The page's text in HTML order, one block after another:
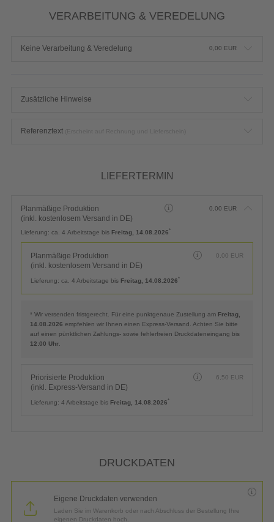
VERARBEITUNG & VEREDELUNG
Keine Verarbeitung & Veredelung 0,00 EUR
Zusätzliche Hinweise
Referenztext
LIEFERTERMIN
Planmäßige Produktion
(inkl. kostenlosem Versand in DE)
0,00 EUR
Lieferung: ca. 4 Arbeitstage bis Freitag, 14.08.2026*
Planmäßige Produktion
(inkl. kostenlosem Versand in DE)
0,00 EUR
Lieferung: ca. 4 Arbeitstage bis Freitag, 14.08.2026*
* Wir versenden fristgerecht. Für eine punktgenaue Zustellung am Freitag,
14.08.2026 empfehlen wir Ihnen einen Express-Versand. Achten Sie bitte
auf einen pünktlichen Zahlungs- sowie fehlerfreien Druckdateneingang bis
12:00 Uhr
Priorisierte Produktion
(inkl. Express-Versand in DE)
6,50 EUR
Lieferung: 4 Arbeitstage bis Freitag, 14.08.2026*
DRUCKDATEN
Eigene Druckdaten verwenden
Laden Sie im Warenkorb oder nach Abschluss der Bestellung Ihre
eigenen Druckdaten hoch.